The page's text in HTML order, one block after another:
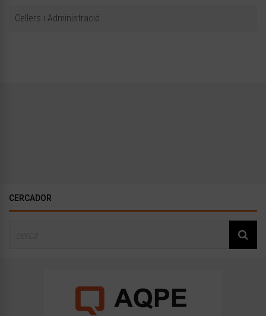
Cellers i Administració
CERCADOR